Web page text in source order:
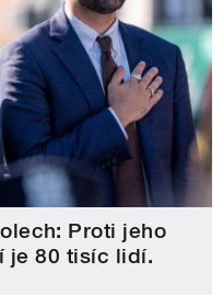
Proti jeho
je 80 tisíc lidí.